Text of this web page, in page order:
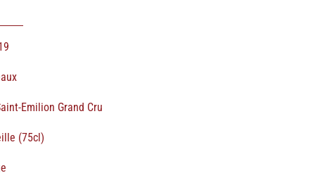
Emilion Grand Cru
(75cl)